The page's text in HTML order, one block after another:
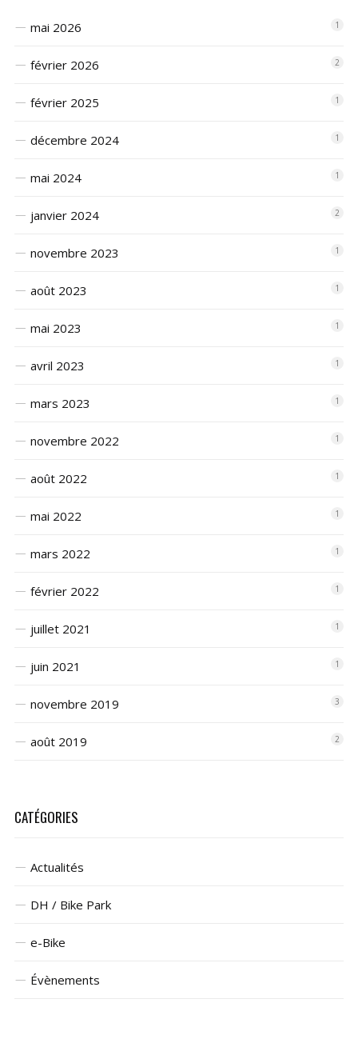
mai 2026 1
février 2026 2
février 2025 1
décembre 2024 1
mai 2024 1
janvier 2024 2
novembre 2023 1
août 2023 1
mai 2023 1
avril 2023 1
mars 2023 1
novembre 2022 1
août 2022 1
mai 2022 1
mars 2022 1
février 2022 1
juillet 2021 1
juin 2021 1
novembre 2019 3
août 2019 2
CATÉGORIES
Actualités
DH / Bike Park
e-Bike
Évènements